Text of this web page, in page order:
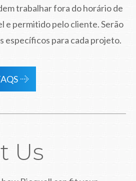
trabalhar fora do horário de
e permitido pelo cliente. Serão
específicos para cada projeto.
Us